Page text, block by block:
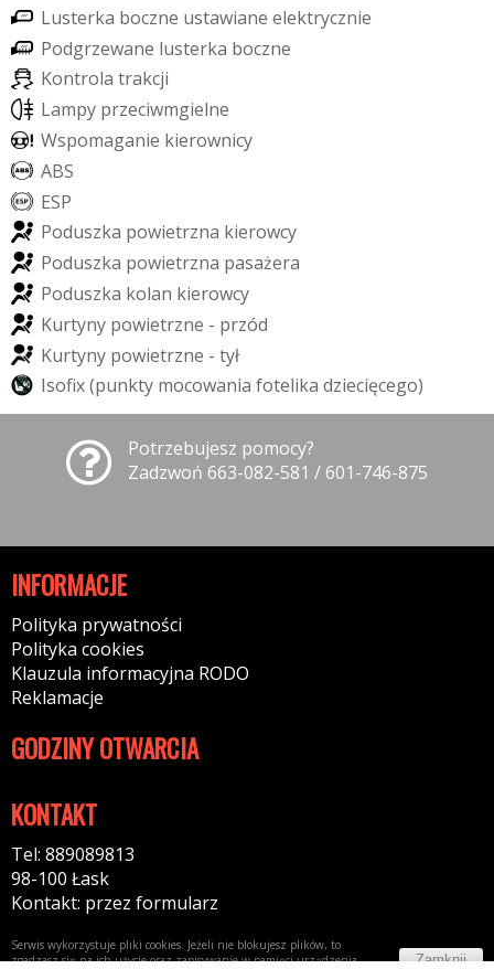
Lusterka boczne ustawiane elektrycznie
Podgrzewane lusterka boczne
Kontrola trakcji
Lampy przeciwmgielne
Wspomaganie kierownicy
ABS
ESP
Poduszka powietrzna kierowcy
Poduszka powietrzna pasażera
Poduszka kolan kierowcy
Kurtyny powietrzne - przód
Kurtyny powietrzne - tył
Isofx(punkty mocowania fotelika dziecięcego)
Potrzebujesz pomocy?
Zadzwoń 663-082-581 / 601-746-875
INFORMACJE
Polityka prywatności
Polityka cookies
Klauzula informacyjna RODO
Reklamacje
GODZINY OTWARCIA
KONTAKT
Tel: 889089813
98-100 Łask
Kontakt: przez formularz
Serwis wykorzystuje pliki cookies. Jeżeli nie blokujesz plików, to
zgadzasz się na ich użycie oraz zapisywanie w pamięci urządzenia.
Zamknij